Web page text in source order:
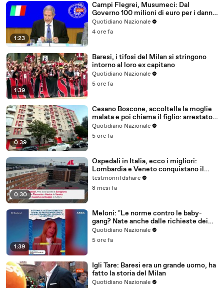
1:23
Campi Flegrei, Musumeci: Dal
Governo 100 milioni di euro per i danni
del sisma
Quotidiano Nazionale
4 ore fa
1:39
Baresi, i tifosi del Milan si stringono
intorno al loro ex capitano
Quotidiano Nazionale
5 ore fa
0:39
Cesano Boscone, accoltella la moglie
malata e poi chiama il figlio: arrestato
84enne
Quotidiano Nazionale
5 ore fa
0:30
Ospedali in Italia, ecco i migliori:
Lombardia e Veneto conquistano il
podio
testmonrifdshare
8 mesi fa
1:39
Meloni: "Le norme contro le baby-
gang? Nate anche dalle richieste dei
ragazzi"
Quotidiano Nazionale
5 ore fa
Igli Tare: Baresi era un grande uomo, ha
fatto la storia del Milan
Quotidiano Nazionale